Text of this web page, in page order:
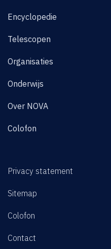
Encyclopedie
Telescopen
Organisaties
Onderwijs
Over NOVA
Colofon
Privacy statement
Sitemap
Colofon
Contact